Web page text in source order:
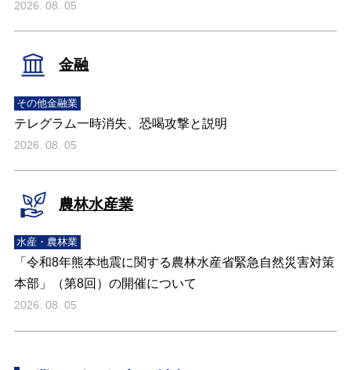
2026. 08. 05
金融
その他金融業
テレグラム一時消失、恐喝攻撃と説明
2026. 08. 05
農林水産業
水産・農林業
「令和8年熊本地震に関する農林水産省緊急自然災害対策
本部」（第8回）の開催について
2026. 08. 05